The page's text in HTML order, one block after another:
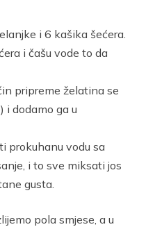
i 6 kašika šećera.
i čašu vode to da
pripreme želatina se
i dodamo ga u
prokuhanu vodu sa
i to sve miksati jos
gusta.
pola smjese, a u